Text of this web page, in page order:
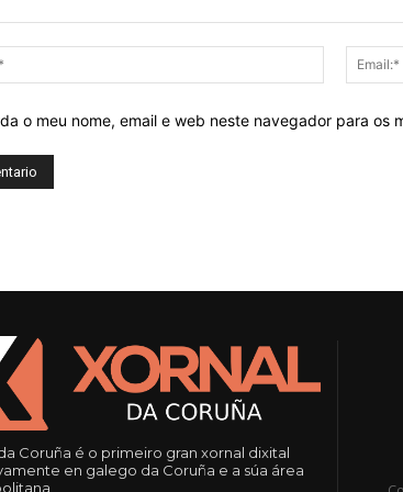
Nome:*
o meu nome, email e web neste navegador para os
Coruña é o primeiro gran xornal dixital
en galego da Coruña e a súa área